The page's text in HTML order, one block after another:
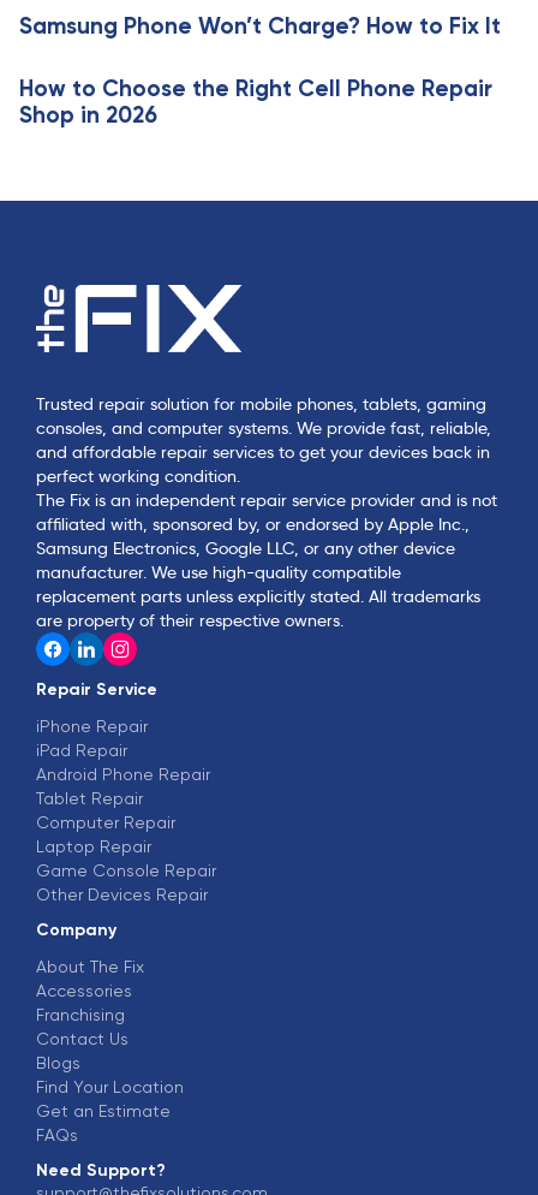
e
lSamsung Phone Won’t Charge? How to Fix It
How to Choose the Right Cell Phone Repair
Shop in 2026
Trusted repair solution for mobile phones, tablets, gaming
consoles, and computer systems. We provide fast, reliable,
and affordable repair services to get your devices back in
perfect working condition.
The Fix is an independent repair service provider and is not
affiliated with, sponsored by, or endorsed by Apple Inc.,
Samsung Electronics, Google LLC, or any other device
manufacturer. We use high-quality compatible
replacement parts unless explicitly stated. All trademarks
are property of their respective owners.
Repair Service
iPhone Repair
iPad Repair
Android Phone Repair
Tablet Repair
Computer Repair
Laptop Repair
Game Console Repair
Other Devices Repair
Company
About The Fix
Accessories
Franchising
Contact Us
Blogs
Find Your Location
Get an Estimate
FAQs
Need Support?